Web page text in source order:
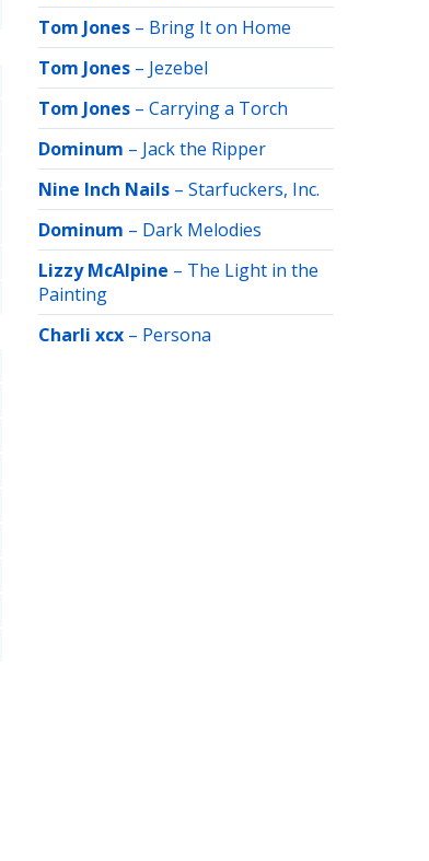
Tom Jones – Bring It on Home
Tom Jones – Jezebel
Tom Jones – Carrying a Torch
Dominum – Jack the Ripper
Nine Inch Nails – Starfuckers, Inc.
Dominum – Dark Melodies
Lizzy McAlpine – The Light in the
Painting
Charli xcx – Persona